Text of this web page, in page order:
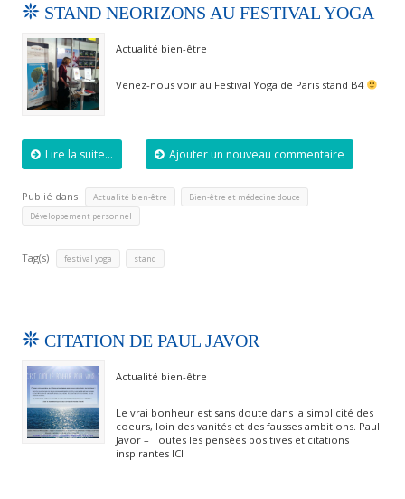
STAND NEORIZONS AU FESTIVAL YOGA
Actualité bien-être
Venez-nous voir au Festival Yoga de Paris stand B4
Lire la suite... Ajouter un nouveau commentaire
Publié dans Actualité bien-être Bien-être et médecine douce
Développement personnel
Tag(s) festival yoga stand
CITATION DE PAUL JAVOR
Actualité bien-être
Le vrai bonheur est sans doute dans la simplicité des
coeurs, loin des vanités et des fausses ambitions. Paul
Javor – Toutes les pensées positives et citations
inspirantes ICI